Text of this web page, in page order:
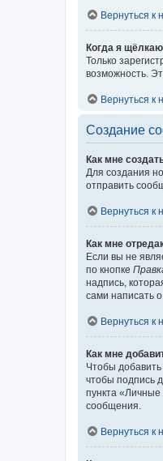
Вернуться к
Когда я
Только
возможность.
Вернуться к
Создание
Как мне
Для создания
отправить
Вернуться к
Как мне
Если вы не
по кнопке
надпись,
сами написать
Вернуться к
Как мне
Чтобы
чтобы подпись
пункта
сообщения.
Вернуться к